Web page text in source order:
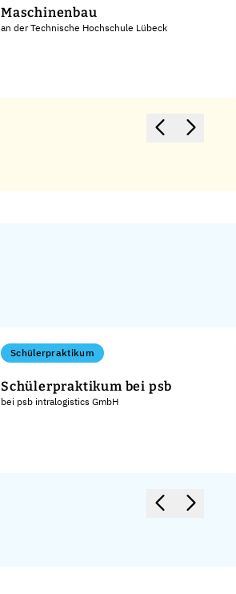
Maschinenbau
an der Technische Hochschule Lübeck
Schülerpraktikum
Schülerpraktikum bei psb
bei psb intralogistics GmbH